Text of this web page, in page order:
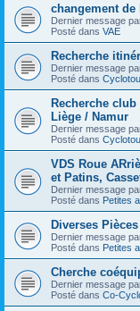
changement de
Dernier message
Posté dans VAE
Recherche
Dernier message
Posté dans
Recherche
Liège / Namur
Dernier message
Posté dans
VDS Roue
et Patins,
Dernier message
Posté dans Petites
Diverses
Dernier message
Posté dans Petites
Cherche
Dernier message
Posté dans Co-